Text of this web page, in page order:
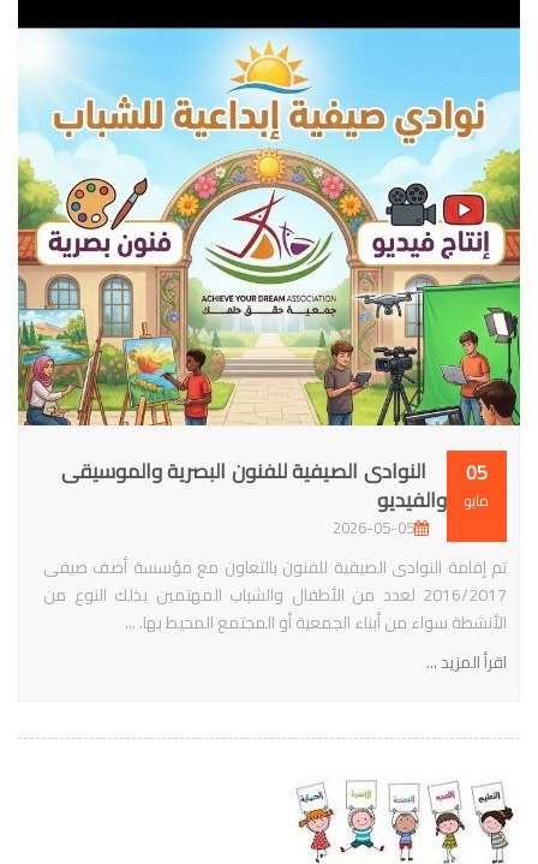
05
مايو
النوادى الصيفية للفنون البصرية والموسيقى
والفيديو
2026-05-05
تم إقامة النوادى الصيفية للفنون بالتعاون مع مؤسسة أضف صيفى
2016/2017 لعدد من الأطفال والشباب المهتمين بذلك النوع من
الأنشطة سواء من أبناء الجمعية أو المجتمع المحيط بها. ...
اقرأ المزيد ...